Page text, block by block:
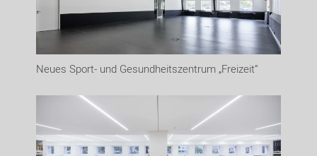
Neues Sport- und Gesundheitszentrum „Freizeit“